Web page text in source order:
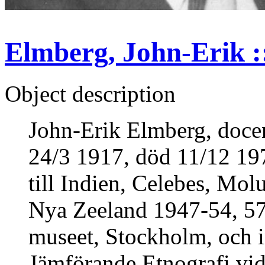
Elmberg, John-Erik
Object description
John-Erik Elmberg,
24/3 1917, död 11/12
till Indien, Celebes,
Nya Zeeland 1947-54,
museet, Stockholm,